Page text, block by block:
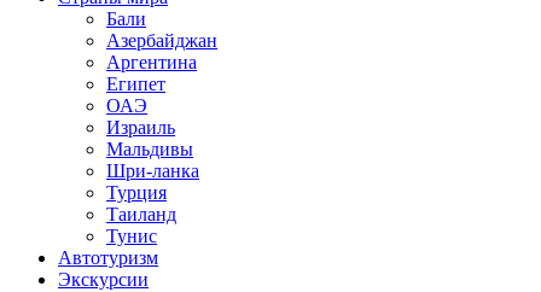
Бали
Азербайджан
Аргентина
Египет
ОАЭ
Израиль
Мальдивы
Шри-ланка
Турция
Таиланд
Тунис
Автотуризм
Экскурсии